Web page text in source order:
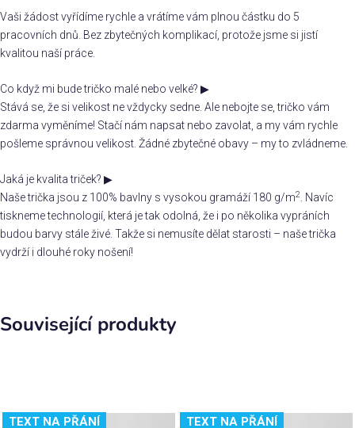
Vaši žádost vyřídíme rychle a vrátíme vám plnou částku do 5
pracovních dnů. Bez zbytečných komplikací, protože jsme si jistí
kvalitou naší práce.
Co když mi bude tričko malé nebo velké? ▶
Stává se, že si velikost ne vždycky sedne. Ale nebojte se, tričko vám
zdarma vyměníme! Stačí nám napsat nebo zavolat, a my vám rychle
pošleme správnou velikost. Žádné zbytečné obavy – my to zvládneme.
Jaká je kvalita triček? ▶
Naše trička jsou z 100% bavlny s vysokou gramáží 180 g/m2
. Navíc
tiskneme technologií, která je tak odolná, že i po několika vypráních
budou barvy stále živé. Takže si nemusíte dělat starosti – naše trička
vydrží i dlouhé roky nošení!
Související produkty
TEXT NA PŘÁNÍ TEXT NA PŘÁNÍ